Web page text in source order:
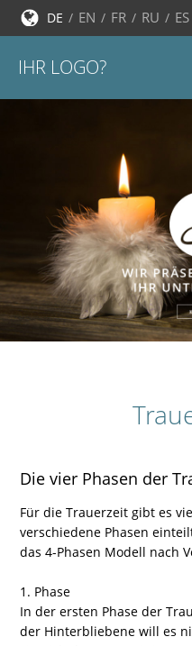
DE EN FR RU ES
IHR LOGO?
Die vier Phasen der
Für die Trauerzeit gibt es
verschiedene Phasen
das 4-Phasen Modell nach
1. Phase
In der ersten Phase der
der Hinterbliebene will es